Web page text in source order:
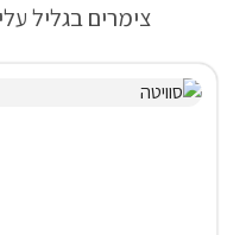
צימרים בגליל